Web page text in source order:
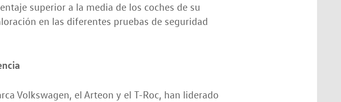
superior a la media de los coches de su
en las diferentes pruebas de seguridad
Volkswagen, el Arteon y el T-Roc, han liderado